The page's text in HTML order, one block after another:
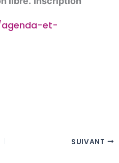
agenda-et-
SUIVANT